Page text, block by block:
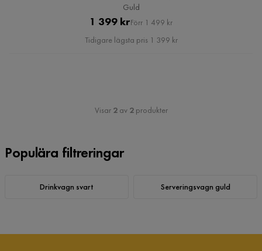
Guld
Pris
1 399 krOriginal
Pris
Förr 1 499 kr
Tidigare lägsta pris 1 399 kr
Visar 2av 2produkter
Populära filtreringar
Drinkvagn svart Serveringsvagn guld